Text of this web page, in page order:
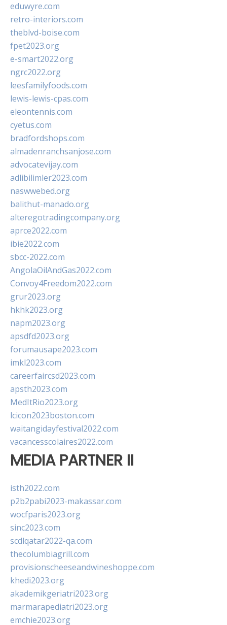
eduwyre.com
retro-interiors.com
theblvd-boise.com
fpet2023.org
e-smart2022.org
ngrc2022.org
leesfamilyfoods.com
lewis-lewis-cpas.com
eleontennis.com
cyetus.com
bradfordshops.com
almadenranchsanjose.com
advocatevijay.com
adlibilimler2023.com
naswwebed.org
balithut-manado.org
alteregotradingcompany.org
aprce2022.com
ibie2022.com
sbcc-2022.com
AngolaOilAndGas2022.com
Convoy4Freedom2022.com
grur2023.org
hkhk2023.org
napm2023.org
apsdfd2023.org
forumausape2023.com
imkl2023.com
careerfaircsd2023.com
apsth2023.com
MedItRio2023.org
lcicon2023boston.com
waitangidayfestival2022.com
vacancesscolaires2022.com
MEDIA PARTNER II
isth2022.com
p2b2pabi2023-makassar.com
wocfparis2023.org
sinc2023.com
scdlqatar2022-qa.com
thecolumbiagrill.com
provisionscheeseandwineshoppe.com
khedi2023.org
akademikgeriatri2023.org
marmarapediatri2023.org
emchie2023.org